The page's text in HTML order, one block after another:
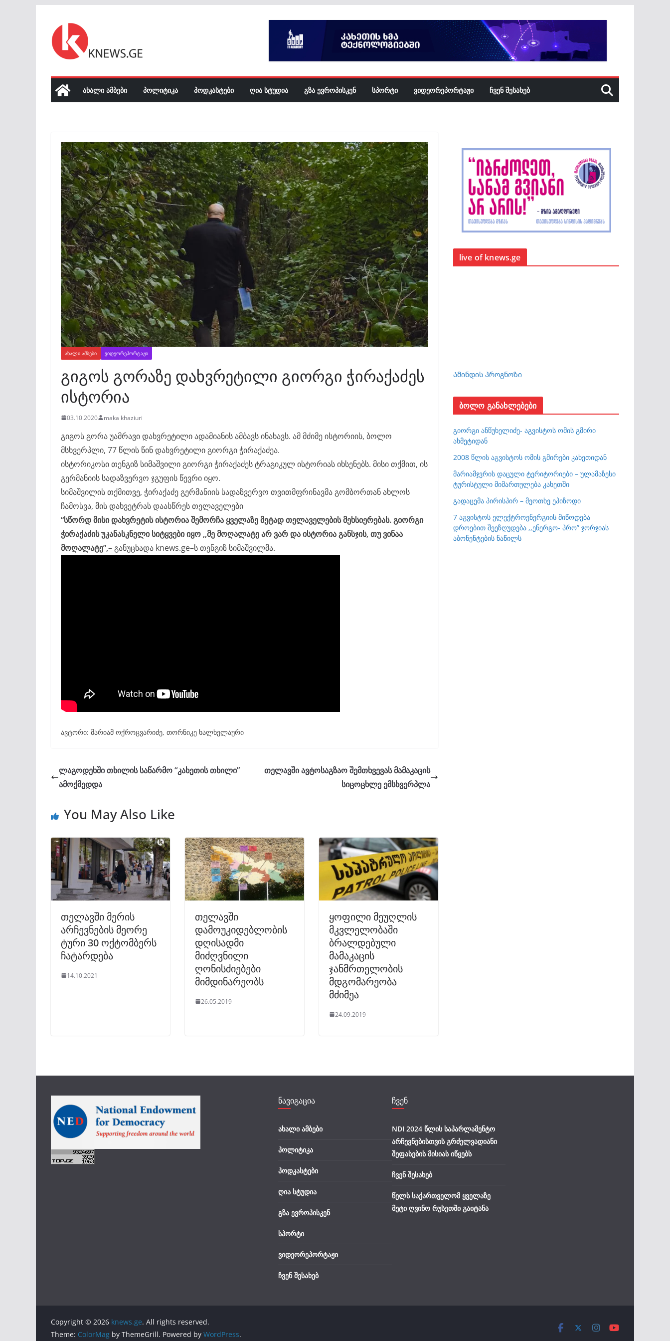
content
ᲐᲮᲐᲚᲘ ᲐᲛᲑᲔᲑᲘ ᲞᲝᲚᲘᲢᲘᲙᲐ ᲞᲝᲓᲙᲐᲡᲢᲔᲑᲘ ᲦᲘᲐ ᲡᲢᲣᲓᲘᲐ ᲒᲖᲐ ᲔᲕᲠᲝᲞᲘᲡᲙᲔᲜ ᲡᲞᲝᲠᲢᲘ ᲕᲘᲓᲔᲝᲠᲔᲞᲝᲠᲢᲐᲟᲘ ᲩᲕᲔᲜ ᲨᲔᲡᲐᲮᲔᲑ
ᲐᲮᲐᲚᲘ ᲐᲛᲑᲔᲑᲘ ᲕᲘᲓᲔᲝᲠᲔᲞᲝᲠᲢᲐᲟᲘ
გიგოს გორაზე დახვრეტილი გიორგი ჭირაქაძეს
ისტორია
03.10.2020 maka khaziuri
გიგოს გორა უამრავი დახვრეტილი ადამიანის ამბავს ინახავს. ამ მძიმე ისტორიის, ბოლო
მსხვერპლი, 77 წლის წინ დახვრეტილი გიორგი ჭირაქაძეა.
ისტორიკოსი თენგიზ სიმაშვილი გიორგი ჭირაქაძეს ტრაგიკულ ისტორიას იხსენებს. მისი თქმით, ის
გერმანიის სადაზვერვო ჯგუფის წევრი იყო.
სიმაშვილის თქმითვე, ჭირაქაძე გერმანიის სადაზვერვო თვითმფრინავმა გომბორთან ახლოს
ჩამოსვა, მის დახვეტრას დაასწრეს თელაველები
“სწორდ მისი დახვრეტის ისტორია შემორჩა ყველაზე მეტად თელაველების მეხსიერებას. გიორგი
ჭირაქაძის უკანასკნელი სიტყვები იყო ,,მე მოღალატე არ ვარ და ისტორია განსჯის, თუ ვინაა
მოღალატე”,–განუცხადა knews.ge–ს თენგიზ სიმაშვილმა.
ავტორი: მარიამ ოქროცვარიძე, თორნიკე ხალხელაური
ლაგოდეხში თხილის საწარმო “კახეთის თხილი”
ამოქმედდა
თელავში ავტოსაგზაო შემთხვევას მამაკაცის
სიცოცხლე ემსხვერპლა
You May Also Like
თელავში მერის
არჩევნების მეორე
ტური 30 ოქტომბერს
ჩატარდება
14.10.2021
თელავში
დამოუკიდებლობის
დღისადმი
მიძღვნილი
ღონისძიებები
მიმდინარეობს
26.05.2019
ყოფილი მეუღლის
მკვლელობაში
ბრალდებული
მამაკაცის
ჯანმრთელობის
მდგომარეობა
მძიმეა
24.09.2019
live of knews.ge
Ამინდის პროგნოზი
ბოლო განახლებები
გიორგი ანწუხელიძე- აგვისტოს ომის გმირი
ახმეტიდან
2008 წლის აგვისტოს ომის გმირები კახეთიდან
მარიამჯვრის დაცული ტერიტორიები – ულამაზესი
ტურისტული მიმართულება კახეთში
გადაცემა პირისპირ – მეოთხე ეპიზოდი
7 აგვისტოს ელექტროენერგიის მიწოდება
დროებით შეეზღუდება ,,ენერგო- პრო” ჯორჯიას
აბონენტების ნაწილს
ნავიგაცია
ახალი ამბები
პოლიტიკა
პოდკასტები
ღია სტუდია
გზა ევროპისკენ
სპორტი
ვიდეორეპორტაჟი
ჩვენ შესახებ
ჩვენ
NDI 2024 წლის საპარლამენტო
არჩევნებისთვის გრძელვადიანი
შეფასების მისიას იწყებს
ჩვენ შესახებ
წელს საქართველომ ყველაზე
მეტი ღვინო რუსეთში გაიტანა
Copyright © 2026 knews.ge. All rights reserved.
Theme: ColorMag by ThemeGrill. Powered by WordPress.